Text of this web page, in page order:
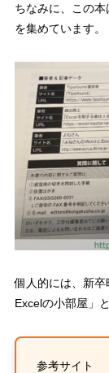
ちなみに、この本
を集めています。
個人的には、新
Excelの小部屋」
参考サイト